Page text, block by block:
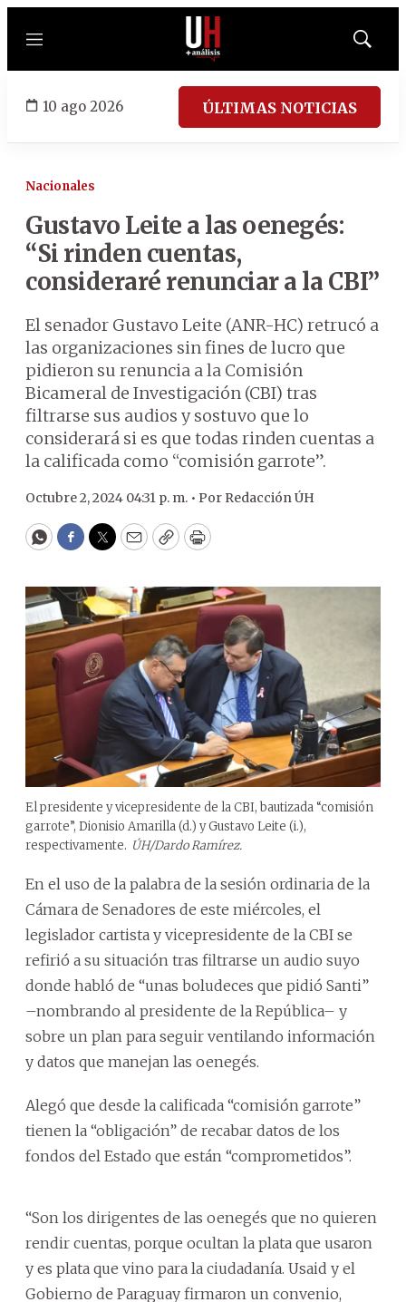
Menú
Mostrar
10 ago 2026 ÚLTIMAS NOTICIAS
Nacionales
Gustavo Leite a las oenegés:
“Si rinden cuentas,
consideraré renunciar a la CBI”
El senador Gustavo Leite (ANR-HC) retrucó a
las organizaciones sin fines de lucro que
pidieron su renuncia a la Comisión
Bicameral de Investigación (CBI) tras
filtrarse sus audios y sostuvo que lo
considerará si es que todas rinden cuentas a
la calificada como “comisión garrote”.
Octubre 2, 2024 04:31 p. m. • Por Redacción ÚH
WhatsApp
Facebook
Twitter
EmailCopyPrint
El presidente y vicepresidente de la CBI, bautizada “comisión
garrote”, Dionisio Amarilla (d.) y Gustavo Leite (i.),
respectivamente. ÚH/Dardo Ramírez.
En el uso de la palabra de la sesión ordinaria de la
Cámara de Senadores de este miércoles, el
legislador cartista y vicepresidente de la CBI se
refirió a su situación tras filtrarse un audio suyo
donde habló de “unas boludeces que pidió Santi”
–nombrando al presidente de la República– y
sobre un plan para seguir ventilando información
y datos que manejan las oenegés.
Alegó que desde la calificada “comisión garrote”
tienen la “obligación” de recabar datos de los
fondos del Estado que están “comprometidos”.
“Son los dirigentes de las oenegés que no quieren
rendir cuentas, porque ocultan la plata que usaron
y es plata que vino para la ciudadanía. Usaid y el
Gobierno de Paraguay firmaron un convenio,